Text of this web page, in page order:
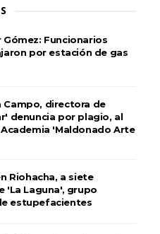
Gómez: Funcionarios
por estación de gas
Campo, directora de
denuncia por plagio, al
'Maldonado Arte
Riohacha, a siete
'La Laguna', grupo
estupefacientes